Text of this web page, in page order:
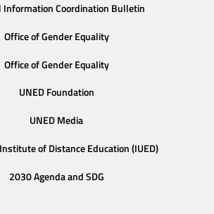
Information Coordination Bulletin
Office of Gender Equality
Office of Gender Equality
UNED Foundation
UNED Media
of Distance Education (IUED)
2030 Agenda and SDG